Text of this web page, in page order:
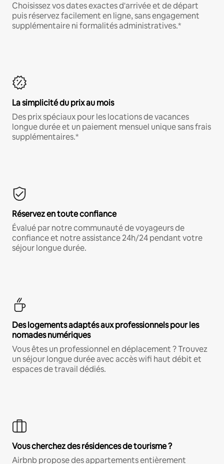
Choisissez vos dates exactes d'arrivée et de départ
puis réservez facilement en ligne, sans engagement
supplémentaire ni formalités administratives.*
La simplicité du prix au mois
Des prix spéciaux pour les locations de vacances
longue durée et un paiement mensuel unique sans frais
supplémentaires.*
Réservez en toute confiance
Évalué par notre communauté de voyageurs de
confiance et notre assistance 24h/24 pendant votre
séjour longue durée.
Des logements adaptés aux professionnels pour les
nomades numériques
Vous êtes un professionnel en déplacement ? Trouvez
un séjour longue durée avec accès wifi haut débit et
espaces de travail dédiés.
Vous cherchez des résidences de tourisme ?
Airbnb propose des appartements entièrement